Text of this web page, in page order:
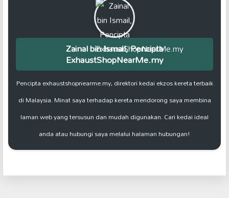
Zainal bin Ismail, Pencipta
ExhaustShopNearMe.my
Pencipta exhaustshopnearme.my, direktori kedai ekzos kereta terbaik
di Malaysia. Minat saya terhadap kereta mendorong saya membina
laman web yang tersusun dan mudah digunakan. Cari kedai ideal
anda atau hubungi saya melalui halaman hubungan!